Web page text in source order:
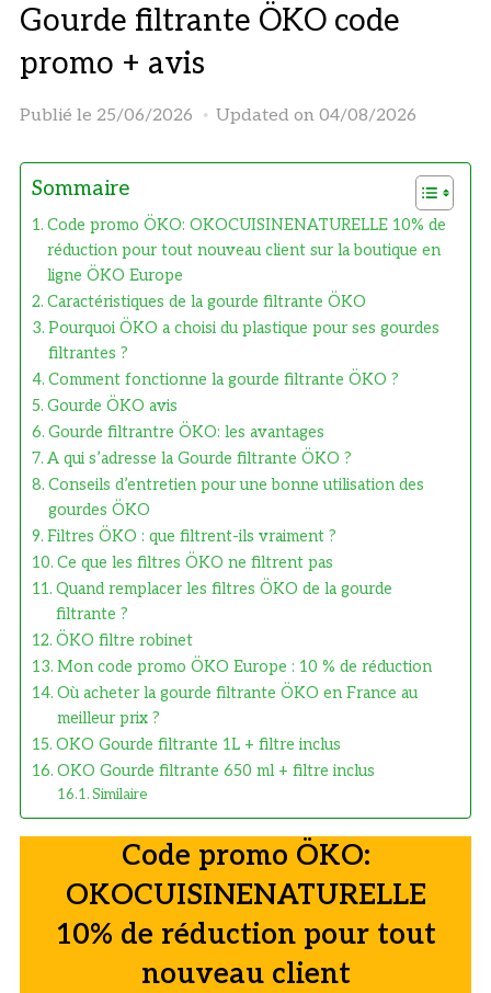
Gourde filtrante ÖKO code
promo + avis
Publié le 25/06/2026 Updated on 04/08/2026
Sommaire
Code promo ÖKO: OKOCUISINENATURELLE 10% de
réduction pour tout nouveau client sur la boutique en
ligne ÖKO Europe
Caractéristiques de la gourde filtrante ÖKO
Pourquoi ÖKO a choisi du plastique pour ses gourdes
filtrantes ?
Comment fonctionne la gourde filtrante ÖKO ?
Gourde ÖKO avis
Gourde filtrantre ÖKO: les avantages
A qui s’adresse la Gourde filtrante ÖKO ?
Conseils d’entretien pour une bonne utilisation des
gourdes ÖKO
Filtres ÖKO : que filtrent-ils vraiment ?
Ce que les filtres ÖKO ne filtrent pas
Quand remplacer les filtres ÖKO de la gourde
filtrante ?
ÖKO filtre robinet
Mon code promo ÖKO Europe : 10 % de réduction
Où acheter la gourde filtrante ÖKO en France au
meilleur prix ?
OKO Gourde filtrante 1L + filtre inclus
OKO Gourde filtrante 650 ml + filtre inclus
Similaire
Code promo ÖKO:
OKOCUISINENATURELLE
10% de réduction pour tout
nouveau client